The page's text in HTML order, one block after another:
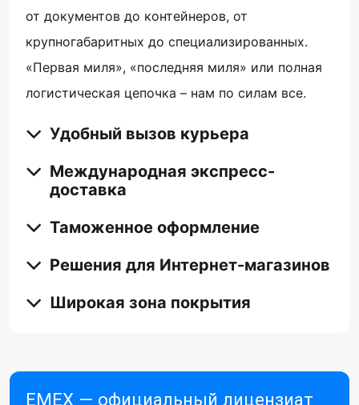
от документов до контейнеров, от
крупногабаритных до специализированных.
«Первая миля», «последняя миля» или полная
логистическая цепочка – нам по силам все.
Удобный вызов курьера
Международная экспресс-
доставка
Таможенное оформление
Решения для Интернет-магазинов
Широкая зона покрытия
EMEX — официальный лицензиат